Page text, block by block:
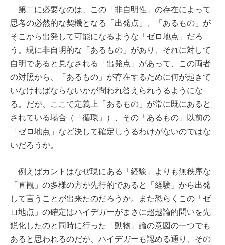
第二に必要なのは、この「非自明性」の存在によって
思考の必然的な契機となる「出発点」、「あるもの」が
そこから出発して可能になるような「ゼロ地点」だろ
う。現に非自明的な「あるもの」があり、それに対して
自明であると見なされる「出発点」があって、この両者
の対照から、「あるもの」が存在するために何が起きて
いなければならないかが問われ答えられうるようにな
る。だが、ここで定義上「あるもの」が常に既にあると
されている場合（「循環」）、その「あるもの」以前の
「ゼロ地点」など決して確定しうるわけがないのではな
いだろうか。
例えばカントはなぜ現にある「経験」よりも無秩序な
「直観」の多様の方が先行的であると「経験」から出発
して言うことが出来たのだろうか。また恐らくこの「ゼ
ロ地点」の確定はハイデガーがまさに超越論的問いを先
鋭化したのと同時に行った「動物」論の意図の一つでも
あると思われるのだが、ハイデガーも認める通り、その